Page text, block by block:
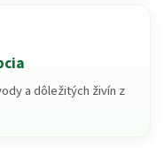
a dôležitých živín z